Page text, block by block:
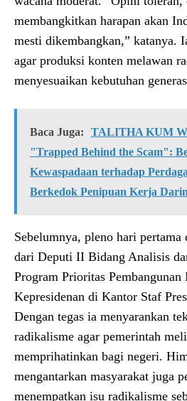
membangkitkan harapan akan
mesti dikembangkan,” katanya.
agar produksi konten melawan
menyesuaikan kebutuhan
Baca Juga:
TALITHA KUM
"Trapped Behind the Scam":
Kewaspadaan terhadap
Berkedok Penipuan Kerja
Sebelumnya, pleno hari pertama
dari Deputi II Bidang Analisis
Program Prioritas
Kepresidenan di Kantor Staf
Dengan tegas ia menyarankan
radikalisme agar pemerintah
memprihatinkan bagi negeri.
mengantarkan masyarakat juga
menempatkan isu radikalisme